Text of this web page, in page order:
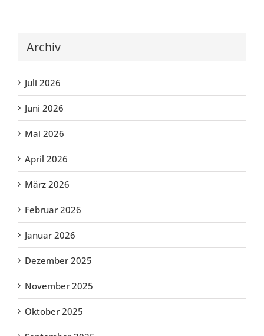
Archiv
Juli 2026
Juni 2026
Mai 2026
April 2026
März 2026
Februar 2026
Januar 2026
Dezember 2025
November 2025
Oktober 2025